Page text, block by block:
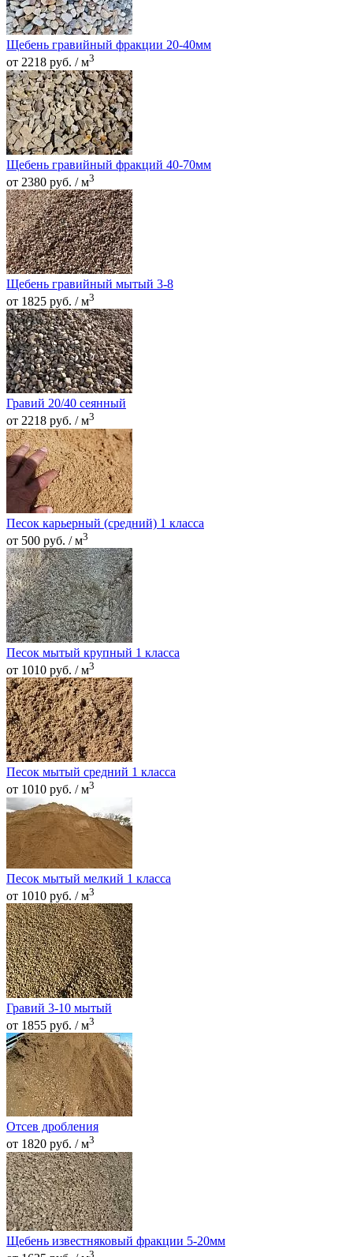
Щебень гравийный фракции 20-40мм
от 2218 руб. / м3
Щебень гравийный фракций 40-70мм
от 2380 руб. / м3
Щебень гравийный мытый 3-8
от 1825 руб. / м3
Гравий 20/40 сеянный
от 2218 руб. / м3
Песок карьерный (средний) 1 класса
от 500 руб. / м3
Песок мытый крупный 1 класса
от 1010 руб. / м3
Песок мытый средний 1 класса
от 1010 руб. / м3
Песок мытый мелкий 1 класса
от 1010 руб. / м3
Гравий 3-10 мытый
от 1855 руб. / м3
Отсев дробления
от 1820 руб. / м3
Щебень известняковый фракции 5-20мм
3